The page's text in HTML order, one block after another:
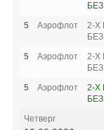
5
Аэрофлот
2-Х
5
Аэрофлот
2-Х
5
Аэрофлот
2-Х
Четверг